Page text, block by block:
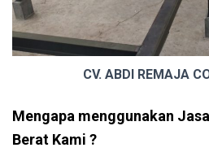
CV. ABDI REMAJA
Mengapa menggunakan
Berat Kami ?